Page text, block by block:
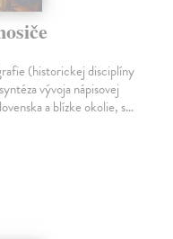
(historickej disciplíny
vývoja nápisovej
a blízke okolie, s…